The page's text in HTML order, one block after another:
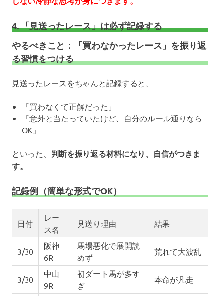
4. 「見送ったレース」は必ず記録する
やるべきこと：「買わなかったレース」を振り返
る習慣をつける
見送ったレースをちゃんと記録すると、
「買わなくて正解だった」
「意外と当たっていたけど、自分のルール通りなら
OK」
といった、 判断を振り返る材料になり、自信がつきま
す。
記録例（簡単な形式でOK）
日付
レー
ス名
見送り理由 結果
3/30
阪神
6R
馬場悪化で展開読
めず
荒れて大波乱
3/30
中山
9R
初ダート馬が多す
ぎ
本命が凡走